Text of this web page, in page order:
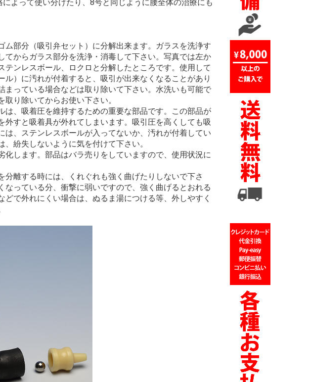
よって使い分けたり、8号と同じように腰全体の治療にも
ム部分（吸引弁セット）に分解出来ます。ガラスを洗浄す
てからガラス部分を洗浄・消毒して下さい。写真では左か
テンレスボール、ロクロと分解したところです。使用して
ル）に汚れが付着すると、吸引が出来なくなることがあり
まっている場合などは取り除いて下さい。水洗いも可能で
り除いてからお使い下さい。
は、吸着圧を維持するための重要な部品です。この部品が
外すと吸着具が外れてしまいます。吸引圧を高くしても吸
は、ステンレスボールが入ってないか、汚れが付着してい
紛失しないように気を付けて下さい。
化します。部品はバラ売りをしていますので、使用状況に
分離する時には、くれぐれも強く曲げたりしないで下さ
なっている分、衝撃に弱いですので、強く曲げるとおれる
どで外れにくい場合は、ぬるま湯につける等、外しやすく